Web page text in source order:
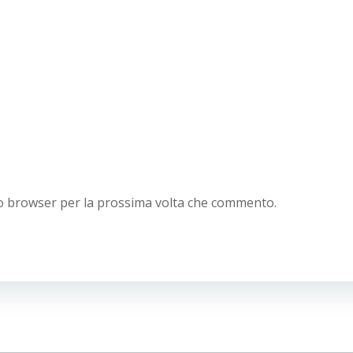
browser per la prossima volta che commento.